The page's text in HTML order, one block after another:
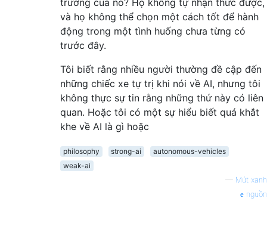
và họ không thể chọn một cách tốt để hành
động trong một tình huống chưa từng có
trước đây.
Tôi biết rằng nhiều người thường đề cập đến
những chiếc xe tự trị khi nói về AI, nhưng tôi
không thực sự tin rằng những thứ này có liên
quan. Hoặc tôi có một sự hiểu biết quá khắt
khe về AI là gì hoặc
philosophy strong-ai
autonomous-vehicles
weak-ai
— Mứt xanh
nguồn